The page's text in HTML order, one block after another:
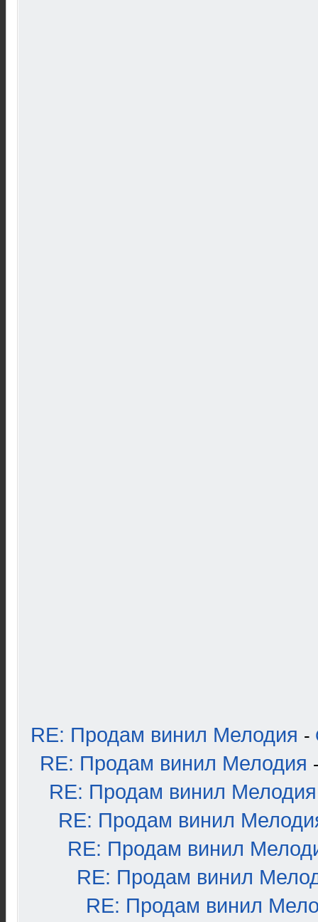
RE: Продам винил Мелодия -
RE: Продам винил Мелодия
RE: Продам винил Мелодия
RE: Продам винил
RE: Продам винил
RE: Продам винил
RE: Продам винил